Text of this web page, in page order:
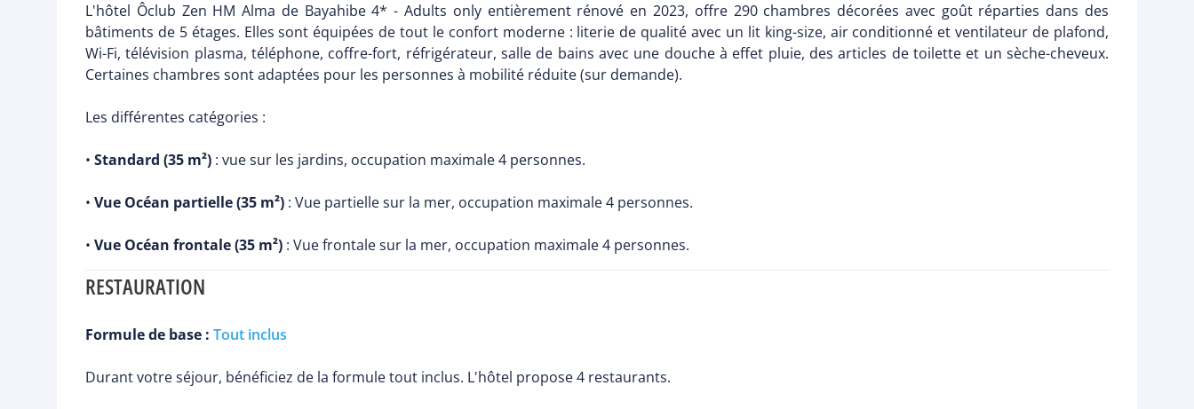
L'hôtel Ôclub Zen HM Alma de Bayahibe 4* - Adults only entièrement rénové en 2023, offre 290 chambres décorées avec goût réparties dans des
bâtiments de 5 étages. Elles sont équipées de tout le confort moderne : literie de qualité avec un lit king-size, air conditionné et ventilateur de plafond,
Wi-Fi, télévision plasma, téléphone, coffre-fort, réfrigérateur, salle de bains avec une douche à effet pluie, des articles de toilette et un sèche-cheveux.
Certaines chambres sont adaptées pour les personnes à mobilité réduite (sur demande).
Les différentes catégories :
• Standard (35 m²) : vue sur les jardins, occupation maximale 4 personnes.
• Vue Océan partielle (35 m²) : Vue partielle sur la mer, occupation maximale 4 personnes.
• Vue Océan frontale (35 m²) : Vue frontale sur la mer, occupation maximale 4 personnes.
RESTAURATION
Formule de base : Tout inclus
Durant votre séjour, bénéficiez de la formule tout inclus. L'hôtel propose 4 restaurants.